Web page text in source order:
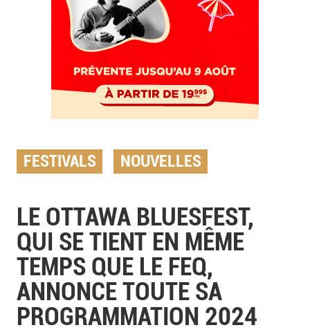
FESTIVALS NOUVELLES
LE OTTAWA BLUESFEST,
QUI SE TIENT EN MÊME
TEMPS QUE LE FEQ,
ANNONCE TOUTE SA
PROGRAMMATION 2024